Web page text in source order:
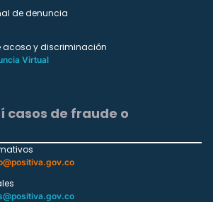
de denuncia
acoso y discriminación
Virtual
casos de fraude o